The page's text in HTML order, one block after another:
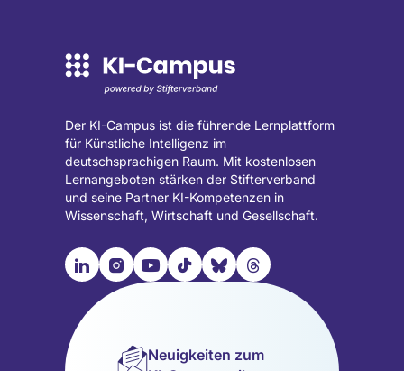
Der KI-Campus ist die führende Lernplattform
für Künstliche Intelligenz im
deutschsprachigen Raum. Mit kostenlosen
Lernangeboten stärken der Stifterverband
und seine Partner KI-Kompetenzen in
Wissenschaft, Wirtschaft und Gesellschaft.

Besuche
unsere
LinkedIn
📹︎
Besuche
unsere
(wird
📺︎
Besuche
(wird
🎵︎
Besuche
(wird
🦋︎
Besuche
(wird
🧵︎
Besuche
unsere
(wird
Neuigkeiten zum